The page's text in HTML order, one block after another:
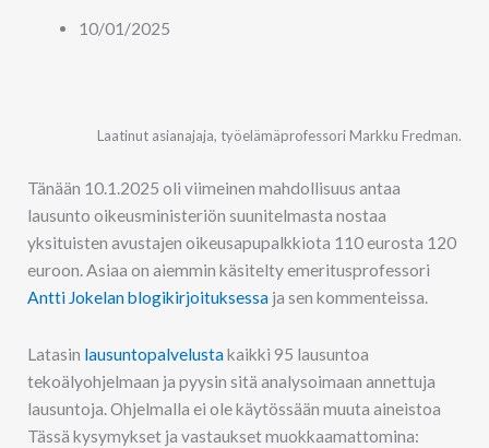
10/01/2025
Laatinut asianajaja, työelämäprofessori Markku Fredman.
Tänään 10.1.2025 oli viimeinen mahdollisuus antaa
lausunto oikeusministeriön suunitelmasta nostaa
yksituisten avustajen oikeusapupalkkiota 110 eurosta 120
euroon. Asiaa on aiemmin käsitelty emeritusprofessori
Antti Jokelan blogikirjoituksessa ja sen kommenteissa.
Latasin lausuntopalvelustakaikki 95 lausuntoa
tekoälyohjelmaan ja pyysin sitä analysoimaan annettuja
lausuntoja. Ohjelmalla ei ole käytössään muuta aineistoa
Tässä kysymykset ja vastaukset muokkaamattomina: